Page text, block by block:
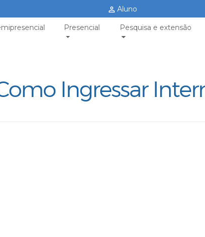
Aluno
Presencial Pesquisa e extensão
Ingressar